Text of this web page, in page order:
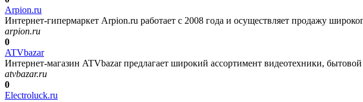
Arpion.ru
Интернет-гипермаркет Arpion.ru работает с 2008 года и осуществляет продажу
arpion.ru
0
ATVbazar
Интернет-магазин ATVbazar предлагает широкий ассортимент видеотехники,
atvbazar.ru
0
Electroluck.ru